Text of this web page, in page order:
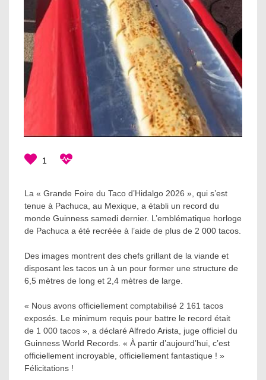
1
La « Grande Foire du Taco d’Hidalgo 2026 », qui s’est
tenue à Pachuca, au Mexique, a établi un record du
monde Guinness samedi dernier. L’emblématique horloge
de Pachuca a été recréée à l’aide de plus de 2 000 tacos.
Des images montrent des chefs grillant de la viande et
disposant les tacos un à un pour former une structure de
6,5 mètres de long et 2,4 mètres de large.
« Nous avons officiellement comptabilisé 2 161 tacos
exposés. Le minimum requis pour battre le record était
de 1 000 tacos », a déclaré Alfredo Arista, juge officiel du
Guinness World Records. « À partir d’aujourd’hui, c’est
officiellement incroyable, officiellement fantastique ! »
Félicitations !